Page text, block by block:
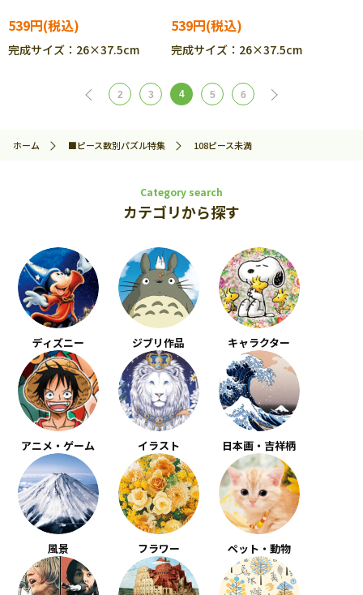
539円
完成サイズ：26×37.5cm
539円
完成サイズ：26×37.5cm
2 3 4 5 6
ホーム ■ピース数別パズル特集 108ピース未満
Category search
カテゴリから探す
ディズニー ジブリ作品 キャラクター
アニメ・ゲーム イラスト 日本画・吉祥柄
風景 フラワー ペット・動物